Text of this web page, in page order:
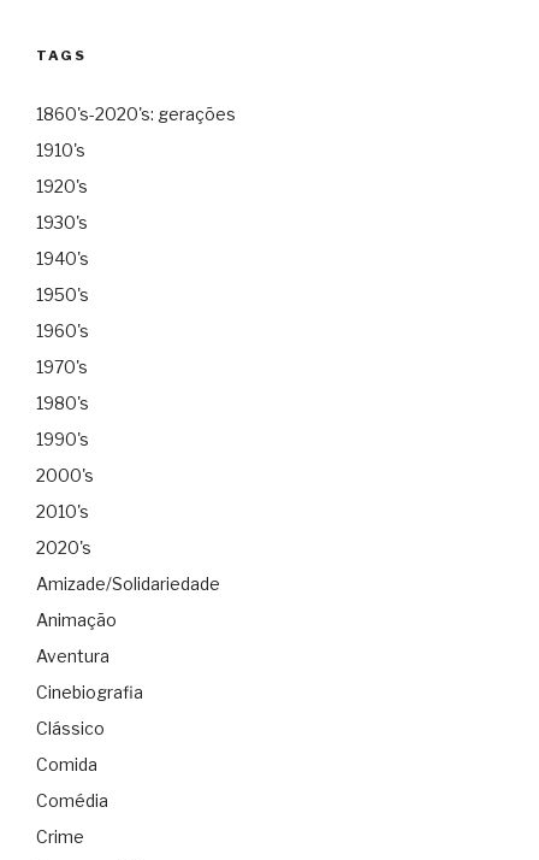
TAGS
1860's-2020's: gerações
1910's
1920's
1930's
1940's
1950's
1960's
1970's
1980's
1990's
2000's
2010's
2020's
Amizade/Solidariedade
Animação
Aventura
Cinebiografia
Clássico
Comida
Comédia
Crime